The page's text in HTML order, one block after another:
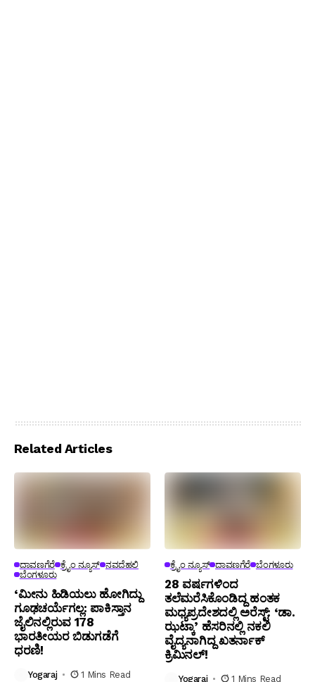
Related Articles
ದಾವಣಗೆರೆ ಕ್ರೈಂ ನ್ಯೂಸ್ ನವದೆಹಲಿ
ಬೆಂಗಳೂರು
‘ಮೀನು ಹಿಡಿಯಲು ಹೋಗಿದ್ದು
ಗೂಢಚರ್ಯೆಗಲ್ಲ: ಪಾಕಿಸ್ತಾನ
ಜೈಲಿನಲ್ಲಿರುವ 178
ಭಾರತೀಯರ ಬಿಡುಗಡೆಗೆ
ಧರಣಿ!
Yogaraj 1 Mins Read
ಕ್ರೈಂ ನ್ಯೂಸ್ ದಾವಣಗೆರೆ ಬೆಂಗಳೂರು
28 ವರ್ಷಗಳಿಂದ
ತಲೆಮರೆಸಿಕೊಂಡಿದ್ದ ಹಂತಕ
ಮಧ್ಯಪ್ರದೇಶದಲ್ಲಿ ಅರೆಸ್ಟ್: ‘ಡಾ.
ಝಟ್ಕಾ’ ಹೆಸರಿನಲ್ಲಿ ನಕಲಿ
ವೈದ್ಯನಾಗಿದ್ದ ಖತರ್ನಾಕ್
ಕ್ರಿಮಿನಲ್!
Yogaraj 1 Mins Read